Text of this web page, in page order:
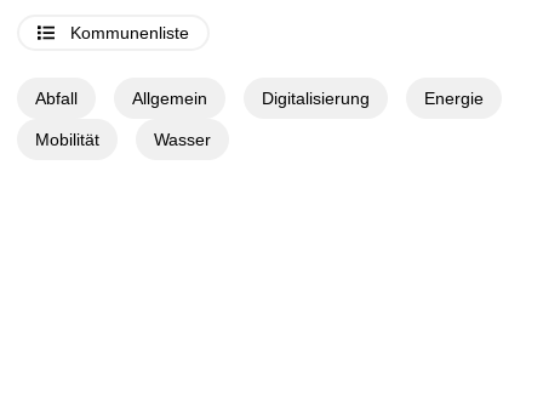
Kommunenliste
Abfall Allgemein Digitalisierung Energie
Mobilität Wasser